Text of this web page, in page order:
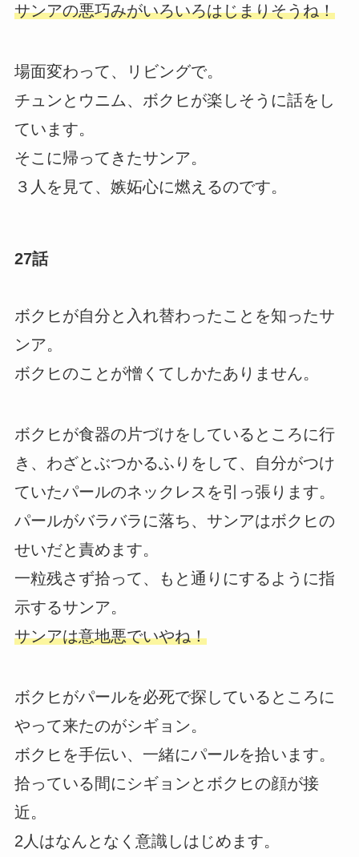
サンアの悪巧みがいろいろはじまりそうね！
場面変わって、リビングで。
チュンとウニム、ボクヒが楽しそうに話をし
ています。
そこに帰ってきたサンア。
３人を見て、嫉妬心に燃えるのです。
27話
ボクヒが自分と入れ替わったことを知ったサ
ンア。
ボクヒのことが憎くてしかたありません。
ボクヒが食器の片づけをしているところに行
き、わざとぶつかるふりをして、自分がつけ
ていたパールのネックレスを引っ張ります。
パールがバラバラに落ち、サンアはボクヒの
せいだと責めます。
一粒残さず拾って、もと通りにするように指
示するサンア。
サンアは意地悪でいやね！
ボクヒがパールを必死で探しているところに
やって来たのがシギョン。
ボクヒを手伝い、一緒にパールを拾います。
拾っている間にシギョンとボクヒの顔が接
近。
2人はなんとなく意識しはじめます。